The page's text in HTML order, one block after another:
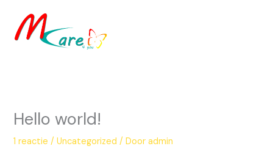
Hello world!
1 reactie /Uncategorized / Dooradmin